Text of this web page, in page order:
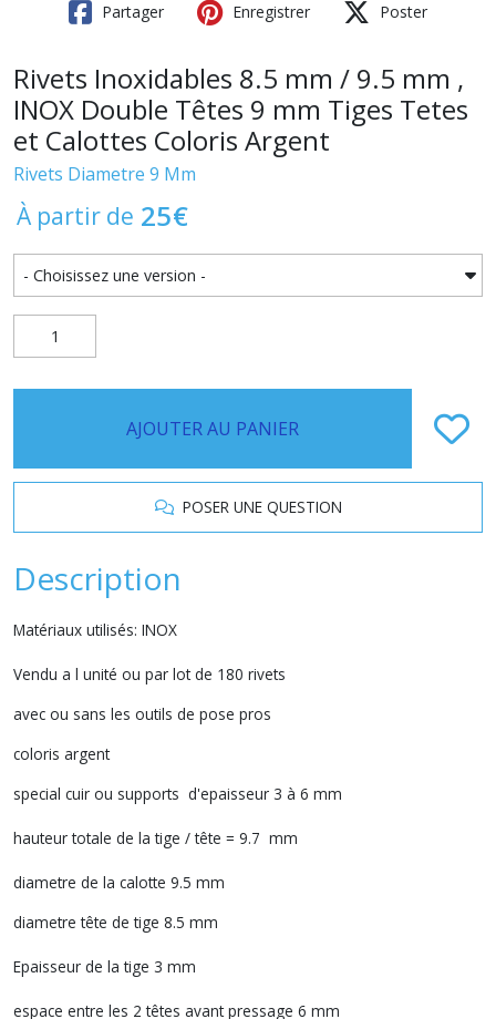
Partager Enregistrer Poster
Rivets Inoxidables 8.5 mm / 9.5 mm ,
INOX Double Têtes 9 mm Tiges Tetes
et Calottes Coloris Argent
Rivets Diametre 9 Mm
À partir de 25€
AJOUTER AU PANIER
POSER UNE QUESTION
Description
Matériaux utilisés: INOX
Vendu a l unité ou par lot de 180 rivets
avec ou sans les outils de pose pros
coloris argent
special cuir ou supports d'epaisseur 3 à 6 mm
hauteur totale de la tige / tête = 9.7 mm
diametre de la calotte 9.5 mm
diametre tête de tige 8.5 mm
Epaisseur de la tige 3 mm
espace entre les 2 têtes avant pressage 6 mm